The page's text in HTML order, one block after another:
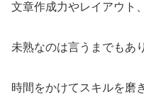
文章作成力やレイアウト
未熟なのは言うまでもあ
時間をかけてスキルを磨